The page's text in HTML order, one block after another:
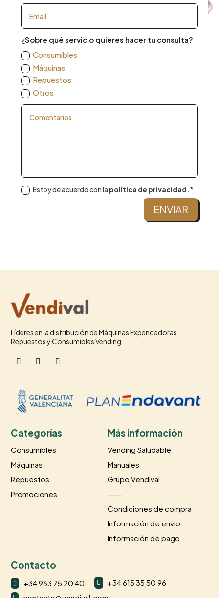
¿Sobre qué servicio quieres hacer tu consulta?
Consumibles
Máquinas
Repuestos
Otros
Estoy de acuerdo con la política de privacidad.*
ENVIAR
Líderes en la distribución de Máquinas Expendedoras,
Repuestos y Consumibles Vending
Categorías
Consumibles
Máquinas
Repuestos
Promociones
Más información
Vending Saludable
Manuales
Grupo Vendival
----
Condiciones de compra
Información de envío
Información de pago
Contacto
 +34 963 75 20 40  +34 615 35 50 96